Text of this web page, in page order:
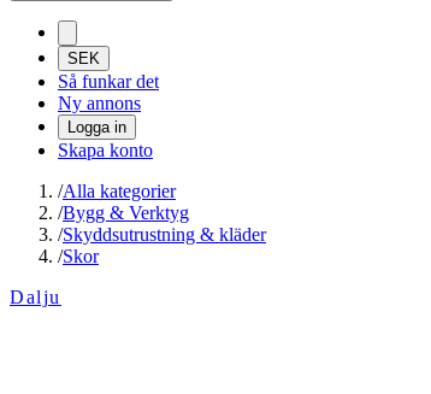
SEK
Så funkar det
Ny annons
Logga in
Skapa konto
/Alla kategorier
/Bygg & Verktyg
/Skyddsutrustning & kläder
/Skor
Dalju